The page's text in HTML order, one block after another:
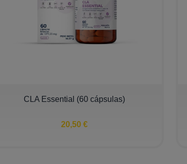
CLA Essential (60 cápsulas)
20,50 €